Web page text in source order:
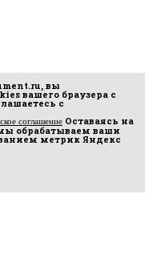
, вы
вашего браузера с
с
соглашение Оставаясь на
обрабатываем ваши
метрик Яндекс